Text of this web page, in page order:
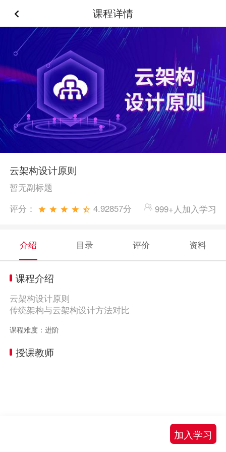
课程详情
云架构设计原则
暂无副标题
评分：
4.92857分 999+人加入学习
介绍 目录 评价 资料
课程介绍
云架构设计原则
传统架构与云架构设计方法对比
课程难度：进阶
授课教师
加入学习